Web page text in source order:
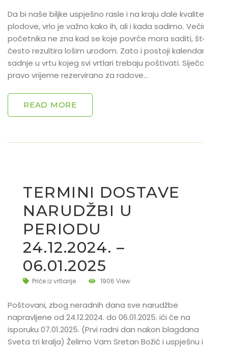
Da bi naše biljke uspješno rasle i na kraju dale kvalitetne
plodove, vrlo je važno kako ih, ali i kada sadimo. Većina
početnika ne zna kad se koje povrće mora saditi, što
često rezultira lošim urodom. Zato i postoji kalendar
sadnje u vrtu kojeg svi vrtlari trebaju poštivati. Siječanj je
pravo vrijeme rezervirano za radove…
READ MORE
TERMINI DOSTAVE
NARUDŽBI U
PERIODU
24.12.2024. –
06.01.2025
Priče iz vrtlarije 1906 View
Poštovani, zbog neradnih dana sve narudžbe
napravljene od 24.12.2024. do 06.01.2025. ići će na
isporuku 07.01.2025. (Prvi radni dan nakon blagdana
Sveta tri kralja) Želimo Vam Sretan Božić i uspješnu i